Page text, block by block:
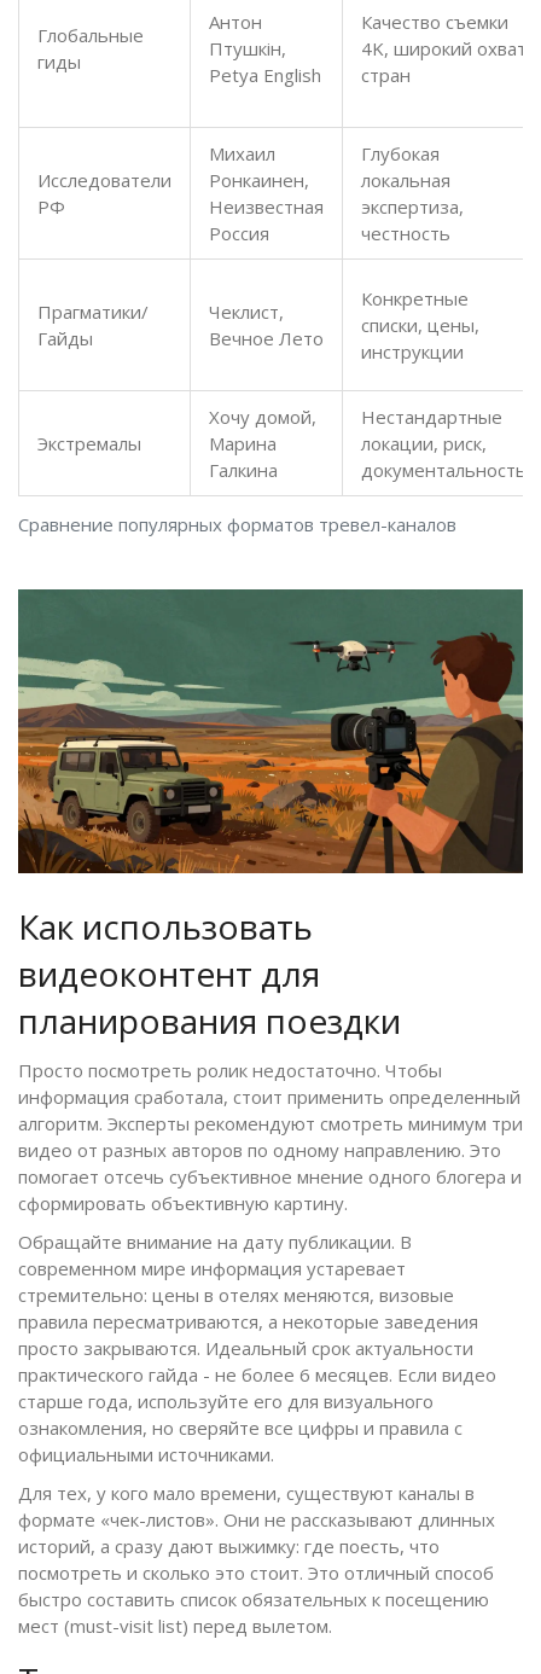
Сравнение популярных форматов тревел-каналов
Глобальные
гиды
Антон
Птушкін,
Petya English
Качество съемки
4K, широкий охват
стран
Исследователи
РФ
Михаил
Ронкаинен,
Неизвестная
Россия
Глубокая
локальная
экспертиза,
честность
Прагматики/
Гайды
Чеклист,
Вечное Лето
Конкретные
списки, цены,
инструкции
Экстремалы
Хочу домой,
Марина
Галкина
Нестандартные
локации, риск,
документальность
Как использовать
видеоконтент для
планирования поездки
Просто посмотреть ролик недостаточно. Чтобы
информация сработала, стоит применить определенный
алгоритм. Эксперты рекомендуют смотреть минимум три
видео от разных авторов по одному направлению. Это
помогает отсечь субъективное мнение одного блогера и
сформировать объективную картину.
Обращайте внимание на дату публикации. В
современном мире информация устаревает
стремительно: цены в отелях меняются, визовые
правила пересматриваются, а некоторые заведения
просто закрываются. Идеальный срок актуальности
практического гайда - не более 6 месяцев. Если видео
старше года, используйте его для визуального
ознакомления, но сверяйте все цифры и правила с
официальными источниками.
Для тех, у кого мало времени, существуют каналы в
формате «чек-листов». Они не рассказывают длинных
историй, а сразу дают выжимку: где поесть, что
посмотреть и сколько это стоит. Это отличный способ
быстро составить список обязательных к посещению
мест (must-visit list) перед вылетом.